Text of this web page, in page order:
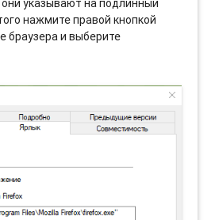
они указывают на подлинный
нажмите правой кнопкой
браузера и выберите